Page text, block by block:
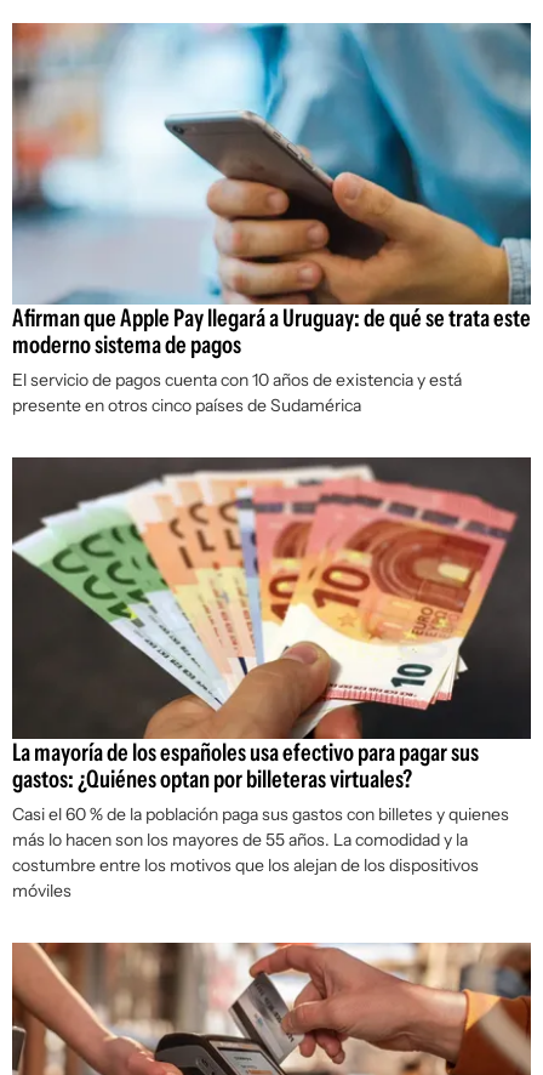
Afirman que Apple Pay llegará a Uruguay: de qué se trata este
moderno sistema de pagos
El servicio de pagos cuenta con 10 años de existencia y está
presente en otros cinco países de Sudamérica
La mayoría de los españoles usa efectivo para pagar sus
gastos: ¿Quiénes optan por billeteras virtuales?
Casi el 60 % de la población paga sus gastos con billetes y quienes
más lo hacen son los mayores de 55 años. La comodidad y la
costumbre entre los motivos que los alejan de los dispositivos
móviles